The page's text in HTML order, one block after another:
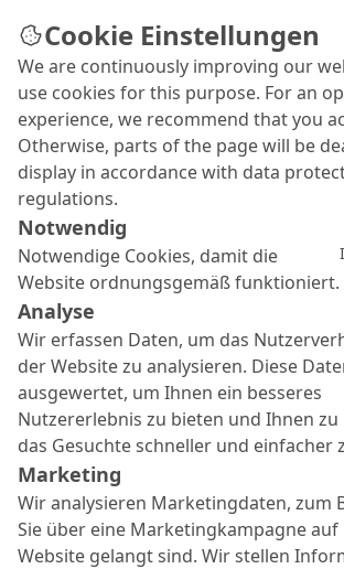
Cookie Einstellungen
We are continuously improving our
use cookies for this purpose. For an
experience, we recommend that you
Otherwise, parts of the page will be
display in accordance with data
regulations.
Notwendig
Notwendige Cookies, damit die
Website ordnungsgemäß funktioniert.
Analyse
Wir erfassen Daten, um das
der Website zu analysieren. Diese
ausgewertet, um Ihnen ein besseres
Nutzererlebnis zu bieten und Ihnen zu
das Gesuchte schneller und einfacher
Marketing
Wir analysieren Marketingdaten, zum
Sie über eine Marketingkampagne auf
Website gelangt sind. Wir stellen